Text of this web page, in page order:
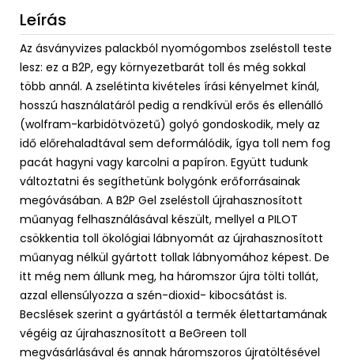
Leírás
Az ásványvizes palackból nyomógombos zseléstoll teste
lesz: ez a B2P, egy környezetbarát toll és még sokkal
több annál. A zselétinta kivételes írási kényelmet kínál,
hosszú használatáról pedig a rendkívül erős és ellenálló
(wolfram-karbidötvözetű) golyó gondoskodik, mely az
idő előrehaladtával sem deformálódik, ígya toll nem fog
pacát hagyni vagy karcolni a papíron. Együtt tudunk
változtatni és segíthetünk bolygónk erőforrásainak
megóvásában. A B2P Gel zseléstoll újrahasznosított
műanyag felhasználásával készült, mellyel a PILOT
csökkentia toll ökológiai lábnyomát az újrahasznosított
műanyag nélkül gyártott tollak lábnyomához képest. De
itt még nem állunk meg, ha háromszor újra tölti tollát,
azzal ellensúlyozza a szén-dioxid- kibocsátást is.
Becslések szerint a gyártástól a termék élettartamának
végéig az újrahasznosított a BeGreen toll
megvásárlásával és annak háromszoros újratöltésével